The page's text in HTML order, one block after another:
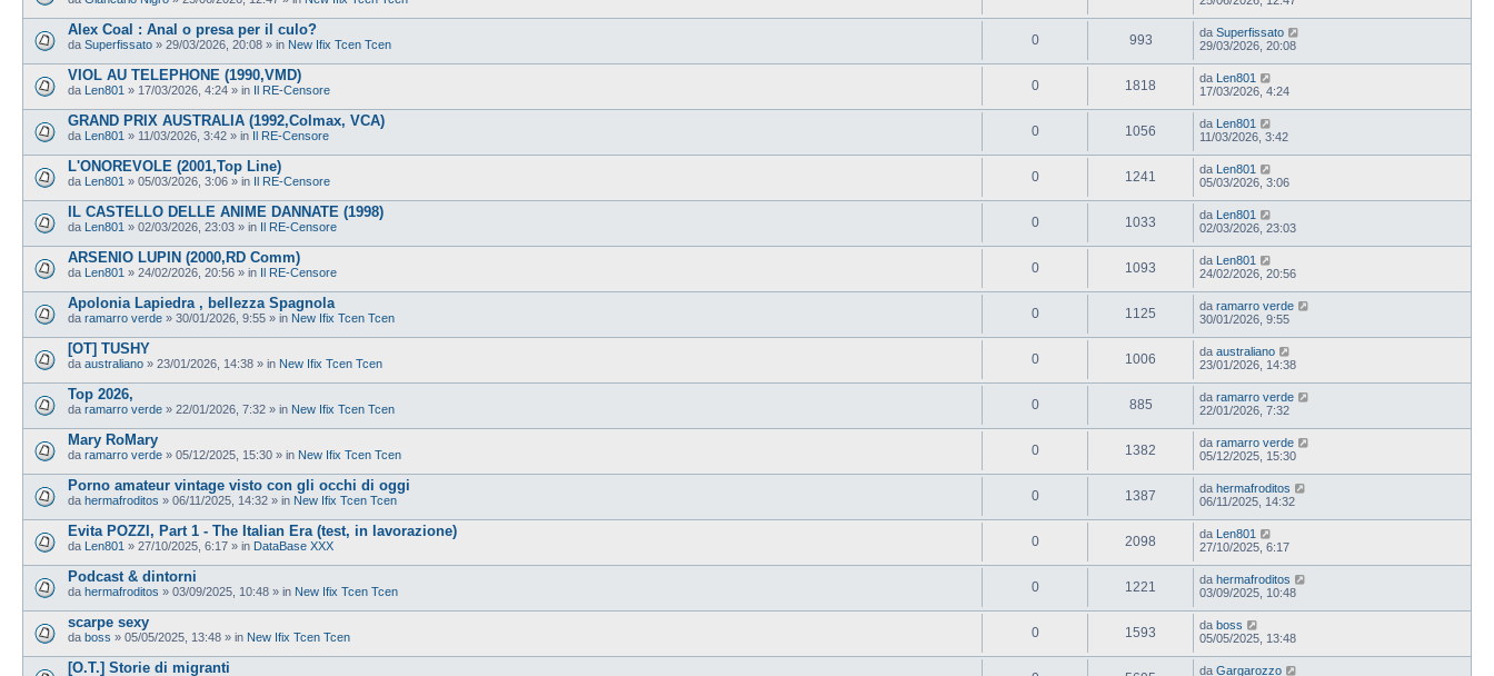
Alex Coal : Anal o presa per il culo?
da Superfissato » 29/03/2026, 20:08 » in New Ifix Tcen Tcen 0 993 da Superfissato
29/03/2026, 20:08
VIOL AU TELEPHONE (1990,VMD)
da Len801 » 17/03/2026, 4:24 » in Il RE-Censore 0 1818 da Len801
17/03/2026, 4:24
GRAND PRIX AUSTRALIA (1992,Colmax, VCA)
da Len801 » 11/03/2026, 3:42 » in Il RE-Censore 0 1056 da Len801
11/03/2026, 3:42
L'ONOREVOLE (2001,Top Line)
da Len801 » 05/03/2026, 3:06 » in Il RE-Censore 0 1241 da Len801
05/03/2026, 3:06
IL CASTELLO DELLE ANIME DANNATE (1998)
da Len801 » 02/03/2026, 23:03 » in Il RE-Censore 0 1033 da Len801
02/03/2026, 23:03
ARSENIO LUPIN (2000,RD Comm)
da Len801 » 24/02/2026, 20:56 » in Il RE-Censore 0 1093 da Len801
24/02/2026, 20:56
Apolonia Lapiedra , bellezza Spagnola
da ramarro verde » 30/01/2026, 9:55 » in New Ifix Tcen Tcen 0 1125 da ramarro verde
30/01/2026, 9:55
[OT] TUSHY
da australiano » 23/01/2026, 14:38 » in New Ifix Tcen Tcen 0 1006 da australiano
23/01/2026, 14:38
Top 2026,
da ramarro verde » 22/01/2026, 7:32 » in New Ifix Tcen Tcen 0 885 da ramarro verde
22/01/2026, 7:32
Mary RoMary
da ramarro verde » 05/12/2025, 15:30 » in New Ifix Tcen Tcen 0 1382 da ramarro verde
05/12/2025, 15:30
Porno amateur vintage visto con gli occhi di oggi
da hermafroditos » 06/11/2025, 14:32 » in New Ifix Tcen Tcen 0 1387 da hermafroditos
06/11/2025, 14:32
Evita POZZI, Part 1 - The Italian Era (test, in lavorazione)
da Len801 » 27/10/2025, 6:17 » in DataBase XXX 0 2098 da Len801
27/10/2025, 6:17
Podcast & dintorni
da hermafroditos » 03/09/2025, 10:48 » in New Ifix Tcen Tcen 0 1221 da hermafroditos
03/09/2025, 10:48
scarpe sexy
da boss » 05/05/2025, 13:48 » in New Ifix Tcen Tcen 0 1593 da boss
05/05/2025, 13:48
[O.T.] Storie di migranti da Gargarozzo